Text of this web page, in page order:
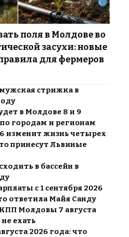
поля в Молдове во
засухи: новые
для фермеров
стрижка в
в Молдове 8 и 9
по городам и регионам
изменит жизнь четырех
принесут Львиные
в бассейн в
с 1 сентября 2026
ответила Майя Санду
Молдовы 7 августа
ехать
2026 года: что